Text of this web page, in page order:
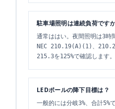
駐車場照明は連続負荷です
通常ははい。夜間照明は3時
NEC 210.19(A)(1)、
215.3を125%で確認します。
LEDポールの降下目標は？
一般的には分岐3%、合計5%